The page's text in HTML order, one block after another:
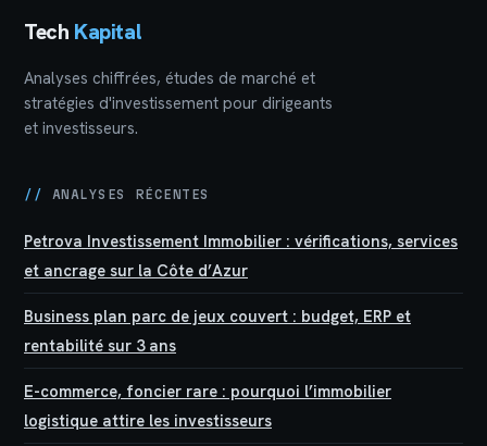
Tech Kapital
Analyses chiffrées, études de marché et
stratégies d'investissement pour dirigeants
et investisseurs.
// ANALYSES RÉCENTES
Petrova Investissement Immobilier : vérifications, services
et ancrage sur la Côte d’Azur
Business plan parc de jeux couvert : budget, ERP et
rentabilité sur 3 ans
E-commerce, foncier rare : pourquoi l’immobilier
logistique attire les investisseurs